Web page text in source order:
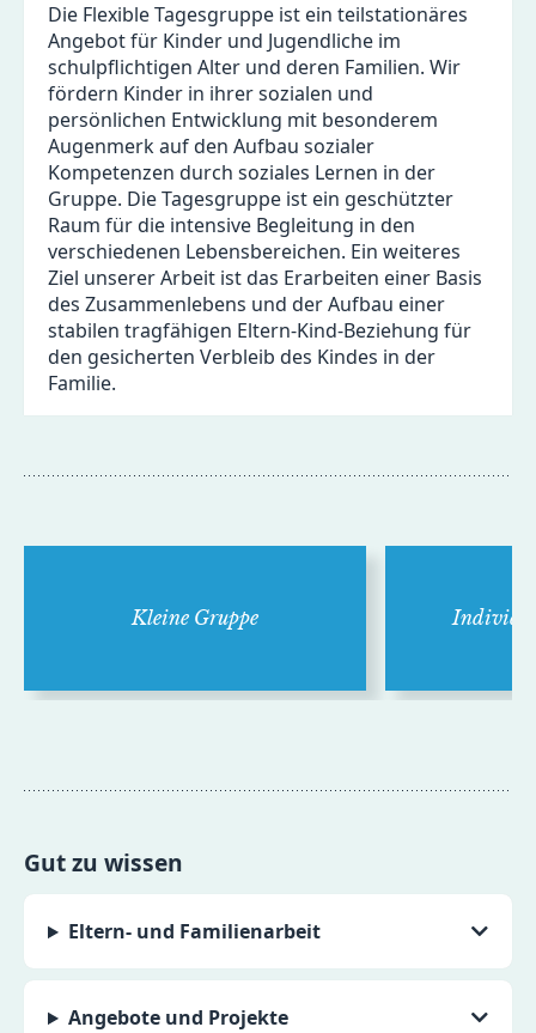
Die Flexible Tagesgruppe ist ein teilstationäres
Angebot für Kinder und Jugendliche im
schulpflichtigen Alter und deren Familien. Wir
fördern Kinder in ihrer sozialen und
persönlichen Entwicklung mit besonderem
Augenmerk auf den Aufbau sozialer
Kompetenzen durch soziales Lernen in der
Gruppe. Die Tagesgruppe ist ein geschützter
Raum für die intensive Begleitung in den
verschiedenen Lebensbereichen. Ein weiteres
Ziel unserer Arbeit ist das Erarbeiten einer Basis
des Zusammenlebens und der Aufbau einer
stabilen tragfähigen Eltern-Kind-Beziehung für
den gesicherten Verbleib des Kindes in der
Familie.
Kleine Gruppe
Gut zu wissen
Eltern- und Familienarbeit
Angebote und Projekte